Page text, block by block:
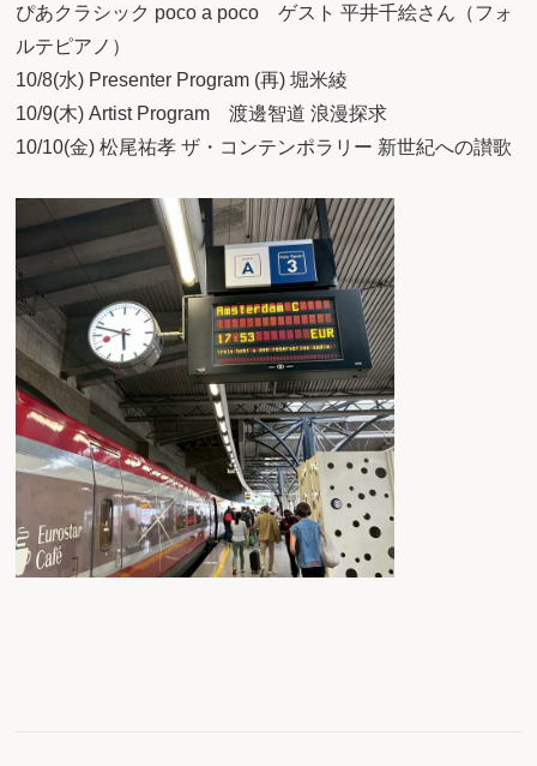
ぴあクラシック poco a poco ゲスト 平井千絵さん（フォ
ルテピアノ）
10/8(水) Presenter Program (再) 堀米綾
10/9(木) Artist Program 渡邊智道 浪漫探求
10/10(金) 松尾祐孝 ザ・コンテンポラリー 新世紀への讃歌